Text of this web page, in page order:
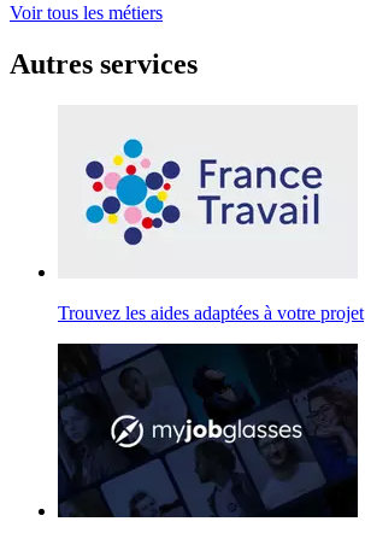
Voir tous les métiers
Autres services
Trouvez les aides adaptées à votre projet